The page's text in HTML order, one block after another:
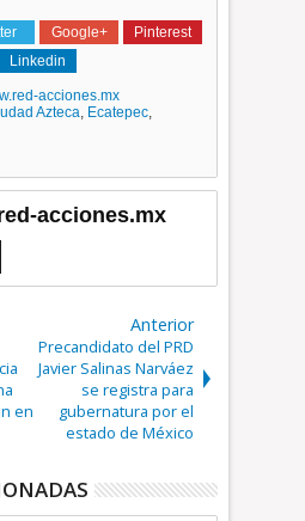
Google+
Pinterest
Linkedin
acciones.mx
Azteca, Ecatepec,
acciones.mx
en
Anterior
Precandidato del PRD
Javier Salinas Narváez
se registra para
gubernatura por el
estado de México